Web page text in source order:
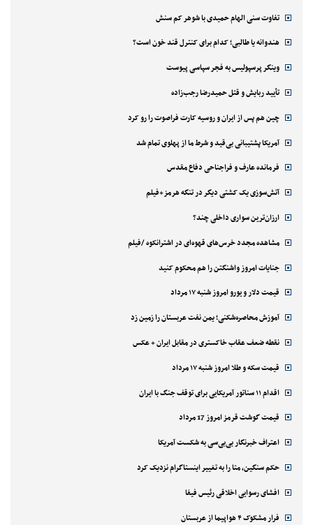
تفاوت سنی الهام حمیدی با شوهر کم سنش
هندوانه یا طالبی؛ کدام‌ برای کنترل قند خون است؟
وینگر پرسپولیس به فجر سپاسی پیوست
تأیید ربایش و قتل حمیدرضا رجب‌زاده
چین هم پس از ایران و روسیه کارت فراصوت را رو کرد
آمریکا پشتیبانی بی‌قید و شرط ما از پهلوی تمام شد
فرمانده عارف و فراجناحی دفاع مقدس
آتش‌سوزی یک کشتی دیگر در تنگه هرمز+فیلم
ارزان‌ترین سواری داخلی چند؟
مشاهده مجدد خرس‌های قهوه‌ای در اشترانکوه /فیلم
جنایات امروز واشنگتن را هم محکوم کنید
قیمت دلار و یورو امروز شنبه ۱۷ مرداد
آموزش محاصره‌شکنی؛ یمن نفت عربستان را زمین زد
نقطه ضعف عقاب خاکستری در مقابل ایران + عکس
قیمت سکه و طلا امروز شنبه ۱۷ مرداد
اقدام ۱۱ سناتور آمریکایی برای توقف جنگ با ایران
قیمت گوشت قرمز امروز 17 مرداد
اعتراف خبرنگار بی‌بی‌سی به شکست آمریکا
حکم سنگین، متا را به تغییر اینستاگرام نزدیک کرد
افشای رسوایی اخلاقی رئیس فیفا
فرار مشکوک ۴ هواپیما از عربستان